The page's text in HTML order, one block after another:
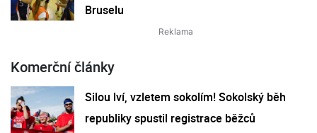
Bruselu
Komerční články
Silou lví, vzletem sokolím! Sokolský běh
republiky spustil registrace běžců